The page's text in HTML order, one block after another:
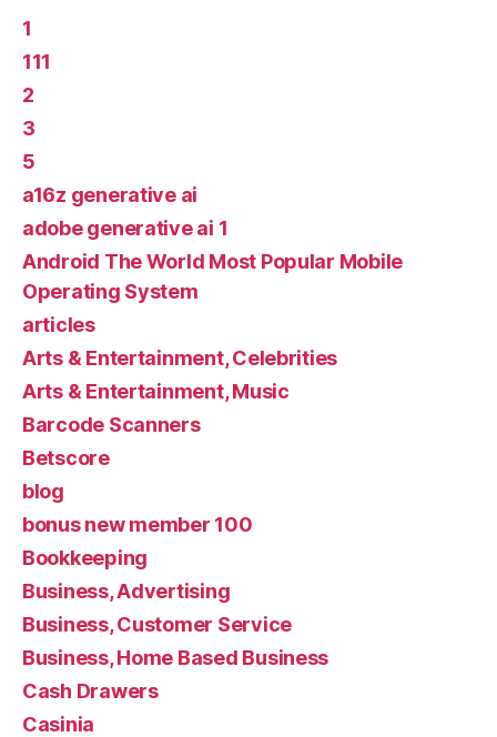
1
111
2
3
5
a16z generative ai
adobe generative ai 1
Android The World Most Popular Mobile
Operating System
articles
Arts & Entertainment, Celebrities
Arts & Entertainment, Music
Barcode Scanners
Betscore
blog
bonus new member 100
Bookkeeping
Business, Advertising
Business, Customer Service
Business, Home Based Business
Cash Drawers
Casinia